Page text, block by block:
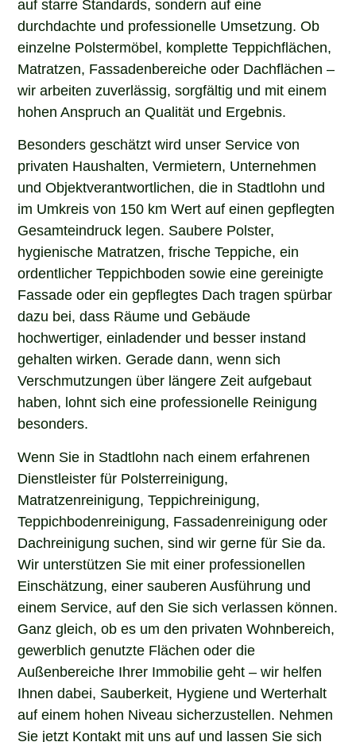
durchdachte und professionelle Umsetzung. Ob
einzelne Polstermöbel, komplette Teppichflächen,
Matratzen, Fassadenbereiche oder Dachflächen –
wir arbeiten zuverlässig, sorgfältig und mit einem
hohen Anspruch an Qualität und Ergebnis.
Besonders geschätzt wird unser Service von
privaten Haushalten, Vermietern, Unternehmen
und Objektverantwortlichen, die in Stadtlohn und
im Umkreis von 150 km Wert auf einen gepflegten
Gesamteindruck legen. Saubere Polster,
hygienische Matratzen, frische Teppiche, ein
ordentlicher Teppichboden sowie eine gereinigte
Fassade oder ein gepflegtes Dach tragen spürbar
dazu bei, dass Räume und Gebäude
hochwertiger, einladender und besser instand
gehalten wirken. Gerade dann, wenn sich
Verschmutzungen über längere Zeit aufgebaut
haben, lohnt sich eine professionelle Reinigung
besonders.
Wenn Sie in Stadtlohn nach einem erfahrenen
Dienstleister für Polsterreinigung,
Matratzenreinigung, Teppichreinigung,
Teppichbodenreinigung, Fassadenreinigung oder
Dachreinigung suchen, sind wir gerne für Sie da.
Wir unterstützen Sie mit einer professionellen
Einschätzung, einer sauberen Ausführung und
einem Service, auf den Sie sich verlassen können.
Ganz gleich, ob es um den privaten Wohnbereich,
gewerblich genutzte Flächen oder die
Außenbereiche Ihrer Immobilie geht – wir helfen
Ihnen dabei, Sauberkeit, Hygiene und Werterhalt
auf einem hohen Niveau sicherzustellen. Nehmen
Sie jetzt Kontakt mit uns auf und lassen Sie sich